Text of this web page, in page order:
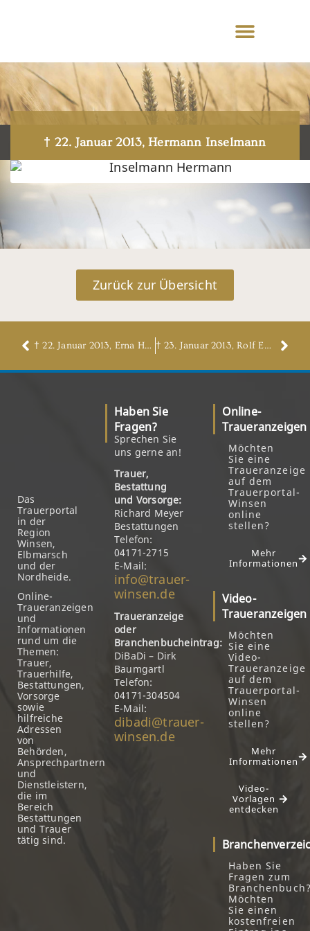
† 22. Januar 2013, Hermann Inselmann
Zurück zur Übersicht
† 22. Januar 2013, Erna Holtz, geb. Staatz † 23. Januar 2013, Rolf Engel
Das
Trauerportal
in der
Region
Winsen,
Elbmarsch
und der
Nordheide.
Online-
Traueranzeigen
und
Informationen
rund um die
Themen:
Trauer,
Trauerhilfe,
Bestattungen,
Vorsorge
sowie
hilfreiche
Adressen
von
Behörden,
Ansprechpartnern
und
Dienstleistern,
die im
Bereich
Bestattungen
und Trauer
tätig sind.
Haben Sie
Fragen?
Sprechen Sie
uns gerne an!
Trauer,
Bestattung
und Vorsorge:
Richard Meyer
Bestattungen
Telefon:
04171-2715
E-Mail:
info@trauer-
winsen.de
Traueranzeige
oder
Branchenbucheintrag:
DiBaDi – Dirk
Baumgartl
Telefon:
04171-304504
E-Mail:
dibadi@trauer-
winsen.de
Online-
Traueranzeigen
Möchten
Sie eine
Traueranzeige
auf dem
Trauerportal-
Winsen
online
stellen?
Mehr
Informationen
Video-
Traueranzeigen
Möchten
Sie eine
Video-
Traueranzeige
auf dem
Trauerportal-
Winsen
online
stellen?
Mehr
Informationen
Video-
Vorlagen
entdecken
Haben Sie
Fragen zum
Möchten
Sie einen
kostenfreien